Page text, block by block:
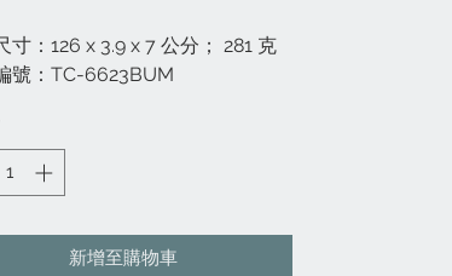
寸：126 x 3.9 x 7 公分； 281 克
號：TC-6623BUM
新增至購物車